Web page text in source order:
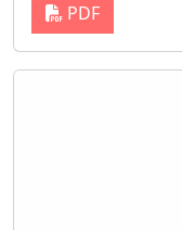
PDF